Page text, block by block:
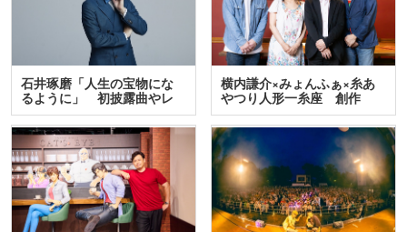
石井琢磨「人生の宝物にな
るように」 初披露曲やレ
ア…
横内謙介×みょんふぁ×糸あ
やつり人形一糸座 創作
人…